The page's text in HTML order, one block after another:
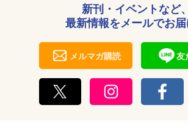
新刊・イベントなど、
最新情報をメールでお届
メルマガ購読 友